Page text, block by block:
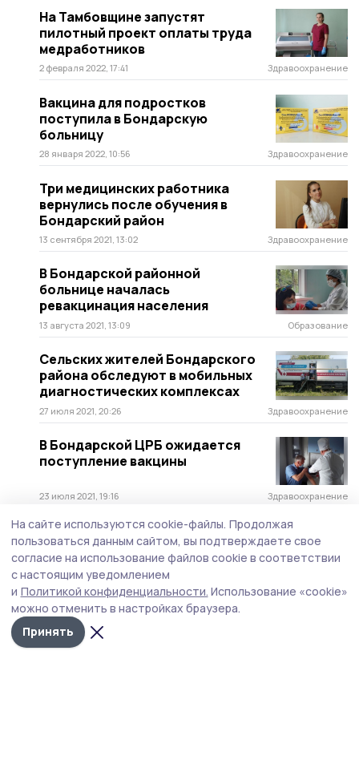
На Тамбовщине запустят
пилотный проект оплаты труда
медработников
2 февраля 2022, 17:41 Здравоохранение
Вакцина для подростков
поступила в Бондарскую
больницу
28 января 2022, 10:56 Здравоохранение
Три медицинских работника
вернулись после обучения в
Бондарский район
13 сентября 2021, 13:02 Здравоохранение
В Бондарской районной
больнице началась
ревакцинация населения
13 августа 2021, 13:09 Образование
Сельских жителей Бондарского
района обследуют в мобильных
диагностических комплексах
27 июля 2021, 20:26 Здравоохранение
В Бондарской ЦРБ ожидается
поступление вакцины
23 июля 2021, 19:16 Здравоохранение
В Бондарском районе
продолжается вакцинация
населения от коронавирусной
инфекции
7 июля 2021, 15:45 Здравоохранение
Тамбовского онколога признали
Заслуженным врачом
На сайте используются cookie-файлы. Продолжая
пользоваться данным сайтом, вы подтверждаете свое
согласие на использование файлов cookie в соответствии
с настоящим уведомлением
и Политикой конфиденциальности. Использование «cookie»
можно отменить в настройках браузера.
Принять